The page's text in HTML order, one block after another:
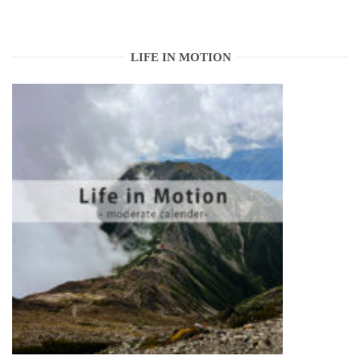
LIFE IN MOTION